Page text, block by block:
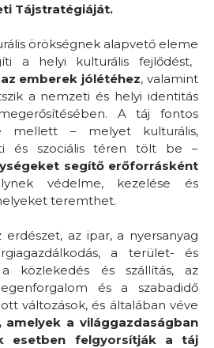
Tájstratégiáját.
örökségnek alapvető eleme
a helyi kulturális fejlődést,
emberek jólétéhez, valamint
a nemzeti és helyi identitás
A táj fontos
mellett – melyet kulturális,
és szociális téren tölt be –
segítő erőforrásként
védelme, kezelése és
teremthet.
erdészet, az ipar, a nyersanyag
a terület- és
a közlekedés és szállítás, az
és a szabadidő
változások, és általában véve
a világgazdaságban
esetben felgyorsítják a táj